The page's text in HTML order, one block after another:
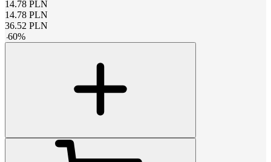
14.78 PLN
14.78 PLN
36.52 PLN
-60%